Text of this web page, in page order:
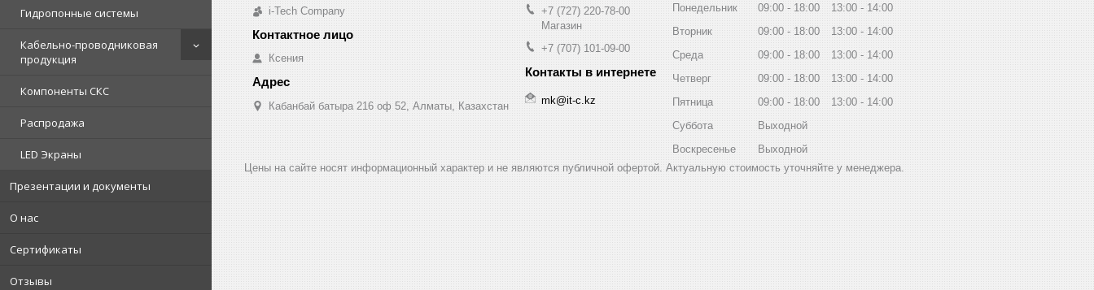
Гидропонные системы
Кабельно-проводниковая
продукция
Компоненты СКС
Распродажа
LED Экраны
Презентации и документы
О нас
Сертификаты
Отзывы
i-Tech Company
Ксения
Кабанбай батыра 216 оф 52, Алматы, Казахстан
+7 (727) 220-78-00
Магазин
+7 (707) 101-09-00
mk@it-c.kz
Понедельник 09:00 18:00 13:00
14:00
Вторник
09:00 18:00 13:00
14:00
Среда
09:00 18:00 13:00
14:00
Четверг
09:00 18:00 13:00
14:00
Пятница
09:00 18:00 13:00
14:00
Суббота
Выходной
Воскресенье
Выходной
Цены на сайте носят информационный характер и не являются публичной офертой. Актуальную стоимость уточняйте у менеджера.